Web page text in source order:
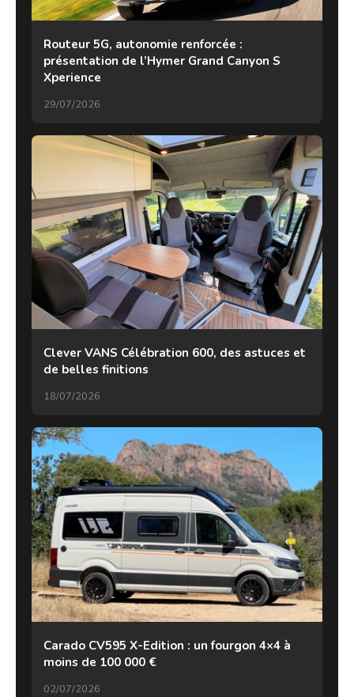
Routeur 5G, autonomie renforcée :
présentation de l’Hymer Grand Canyon S
Xperience
29/07/2026
Clever VANS Célébration 600, des astuces et
de belles finitions
18/07/2026
Carado CV595 X-Edition : un fourgon 4×4 à
moins de 100 000 €
02/07/2026